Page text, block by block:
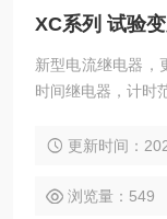
XC系列 试验
新型电流继电器，
时间继电器，计时
更新时间：
浏览量：549